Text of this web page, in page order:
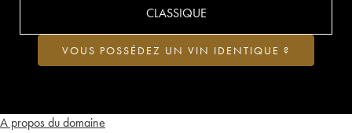
A propos du domaine
CLASSIQUE
VOUS POSSÉDEZ UN VIN IDENTIQUE ?